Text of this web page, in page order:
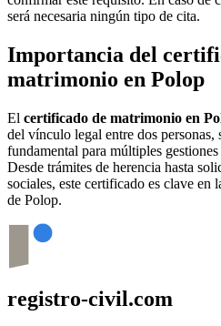
será necesaria ningún tipo de cita.
Importancia del
matrimonio en Polop
El certificado de matrimonio en
del vínculo legal entre dos
fundamental para múltiples
Desde trámites de herencia hasta
sociales, este certificado es clave en
de Polop.
registro-civil.com